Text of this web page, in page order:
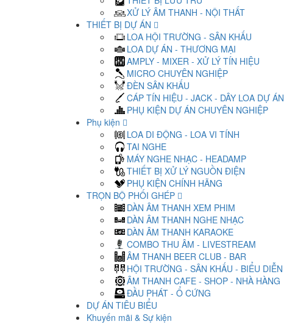
XỬ LÝ ÂM THANH - NỘI THẤT
THIẾT BỊ DỰ ÁN
LOA HỘI TRƯỜNG - SÂN KHẤU
LOA DỰ ÁN - THƯƠNG MẠI
AMPLY - MIXER - XỬ LÝ TÍN HIỆU
MICRO CHUYÊN NGHIỆP
ĐÈN SÂN KHẤU
CÁP TÍN HIỆU - JACK - DÂY LOA DỰ ÁN
PHỤ KIỆN DỰ ÁN CHUYÊN NGHIỆP
Phụ kiện
LOA DI ĐỘNG - LOA VI TÍNH
TAI NGHE
MÁY NGHE NHẠC - HEADAMP
THIẾT BỊ XỬ LÝ NGUỒN ĐIỆN
PHỤ KIỆN CHÍNH HÃNG
TRỌN BỘ PHỐI GHÉP
DÀN ÂM THANH XEM PHIM
DÀN ÂM THANH NGHE NHẠC
DÀN ÂM THANH KARAOKE
COMBO THU ÂM - LIVESTREAM
ÂM THANH BEER CLUB - BAR
HỘI TRƯỜNG - SÂN KHẤU - BIỂU DIỄN
ÂM THANH CAFE - SHOP - NHÀ HÀNG
ĐẦU PHÁT - Ổ CỨNG
DỰ ÁN TIÊU BIỂU
Khuyến mãi & Sự kiện